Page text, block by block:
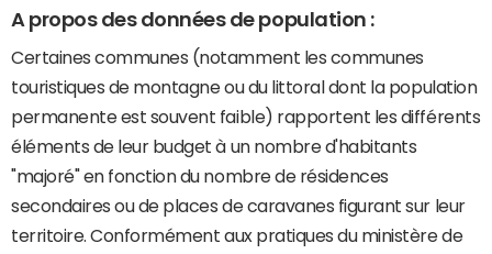
A propos des données de population :
Certaines communes (notamment les communes
touristiques de montagne ou du littoral dont la population
permanente est souvent faible) rapportent les différents
éléments de leur budget à un nombre d'habitants
"majoré" en fonction du nombre de résidences
secondaires ou de places de caravanes figurant sur leur
territoire. Conformément aux pratiques du ministère de